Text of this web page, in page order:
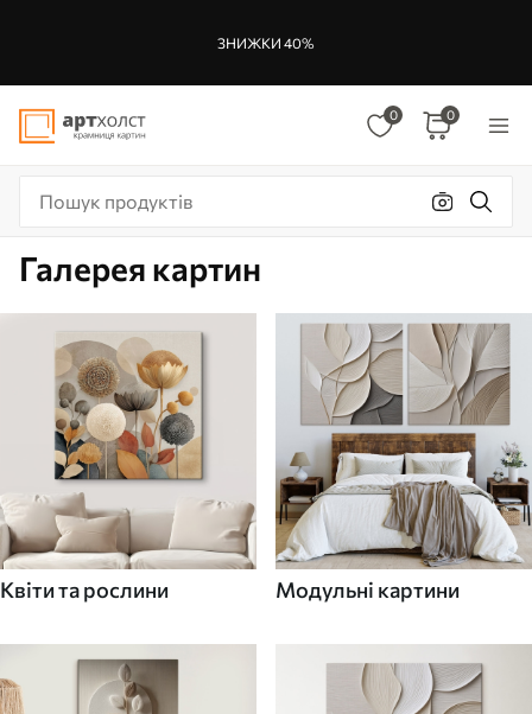
ЗНИЖКИ 40%
0 0
Галерея картин
Квіти та рослини Модульні картини